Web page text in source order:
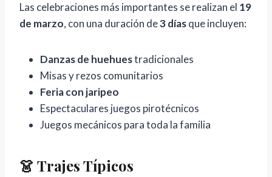
Las celebraciones más importantes se realizan el 19
de marzo, con una duración de3 díasque incluyen:
Danzas de huehuestradicionales
Misas y rezos comunitarios
Feria con jaripeo
Espectaculares juegos pirotécnicos
Juegos mecánicos para toda la familia
👗 Trajes Típicos